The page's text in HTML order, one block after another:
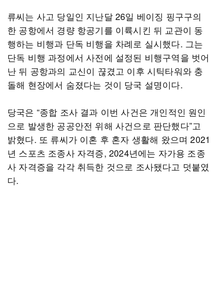
류씨는 사고 당일인 지난달 26일 베이징 핑구구의
한 공항에서 경량 항공기를 이륙시킨 뒤 교관이 동
행하는 비행과 단독 비행을 차례로 실시했다. 그는
단독 비행 과정에서 사전에 설정된 비행구역을 벗어
난 뒤 공항과의 교신이 끊겼고 이후 시틱타워와 충
돌해 현장에서 숨졌다는 것이 당국 설명이다.
당국은 “종합 조사 결과 이번 사건은 개인적인 원인
으로 발생한 공공안전 위해 사건으로 판단했다”고
밝혔다. 또 류씨가 이혼 후 혼자 생활해 왔으며 2021
년 스포츠 조종사 자격증, 2024년에는 자가용 조종
사 자격증을 각각 취득한 것으로 조사됐다고 덧붙였
다.